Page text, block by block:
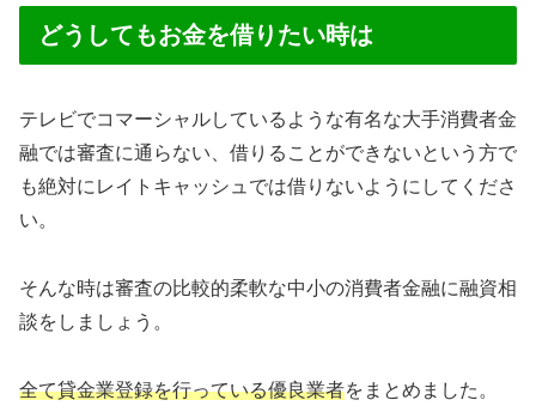
どうしてもお金を借りたい時は
テレビでコマーシャルしているような有名な大手消費者金
融では審査に通らない、借りることができないという方で
も絶対にレイトキャッシュでは借りないようにしてくださ
い。
そんな時は審査の比較的柔軟な中小の消費者金融に融資相
談をしましょう。
全て貸金業登録を行っている優良業者をまとめました。